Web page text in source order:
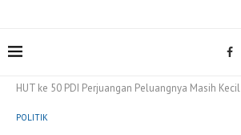
HUT ke 50 PDI Perjuangan Peluangnya Masih Kecil
POLITIK